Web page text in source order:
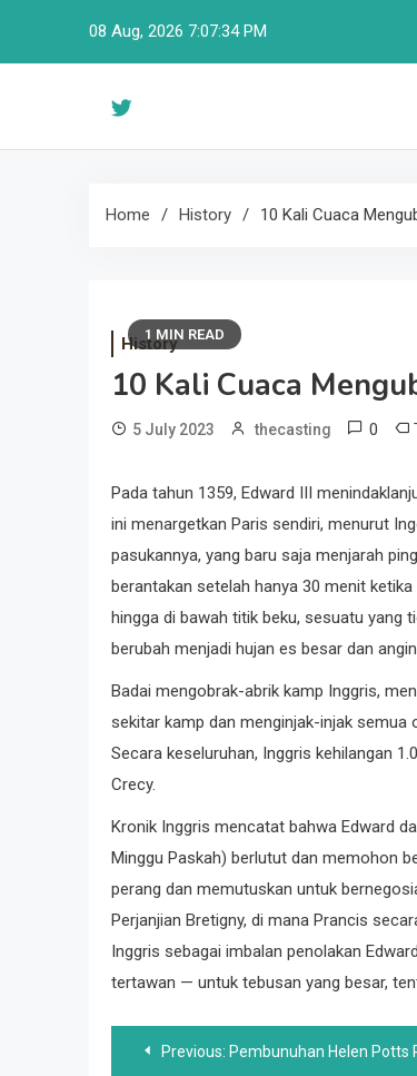
08 Aug, 2026 7:07:35 PM
Home History 10 Kali Cuaca
1 MIN READ
History
10 Kali Cuaca
5 July 2023 thecasting 0
Pada tahun 1359, Edward III
ini menargetkan Paris sendiri, menurut
pasukannya, yang baru saja menjarah
berantakan setelah hanya 30 menit
hingga di bawah titik beku, sesuatu yang
berubah menjadi hujan es besar dan
Badai mengobrak-abrik kamp Inggris,
sekitar kamp dan menginjak-injak semua
Secara keseluruhan, Inggris kehilangan
Crecy.
Kronik Inggris mencatat bahwa Edward
Minggu Paskah) berlutut dan memohon
perang dan memutuskan untuk
Perjanjian Bretigny, di mana Prancis
Inggris sebagai imbalan penolakan
tertawan — untuk tebusan yang besar,
PostPrevious: Pembunuhan Helen Potts Pada Tahun 1891 Yang Tragis